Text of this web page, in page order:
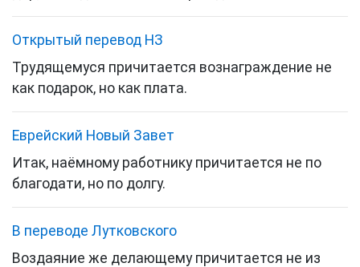
Открытый перевод НЗ
Трудящемуся причитается вознаграждение не
как подарок, но как плата.
Еврейский Новый Завет
Итак, наёмному работнику причитается не по
благодати, но по долгу.
В переводе Лутковского
Воздаяние же делающему причитается не из